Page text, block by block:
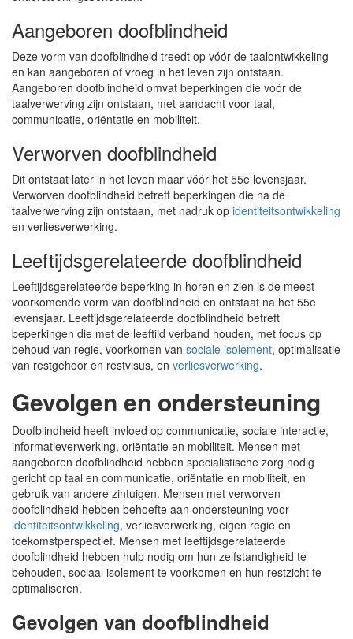
Aangeboren doofblindheid
Deze vorm van doofblindheid treedt op vóór de taalontwikkeling
en kan aangeboren of vroeg in het leven zijn ontstaan.
Aangeboren doofblindheid omvat beperkingen die vóór de
taalverwerving zijn ontstaan, met aandacht voor taal,
communicatie, oriëntatie en mobiliteit.
Verworven doofblindheid
Dit ontstaat later in het leven maar vóór het 55e levensjaar.
Verworven doofblindheid betreft beperkingen die na de
taalverwerving zijn ontstaan, met nadruk op identiteitsontwikkeling
en verliesverwerking.
Leeftijdsgerelateerde doofblindheid
Leeftijdsgerelateerde beperking in horen en zien is de meest
voorkomende vorm van doofblindheid en ontstaat na het 55e
levensjaar. Leeftijdsgerelateerde doofblindheid betreft
beperkingen die met de leeftijd verband houden, met focus op
behoud van regie, voorkomen van sociale isolement, optimalisatie
van restgehoor en restvisus, en verliesverwerking.
Gevolgen en ondersteuning
Doofblindheid heeft invloed op communicatie, sociale interactie,
informatieverwerking, oriëntatie en mobiliteit. Mensen met
aangeboren doofblindheid hebben specialistische zorg nodig
gericht op taal en communicatie, oriëntatie en mobiliteit, en
gebruik van andere zintuigen. Mensen met verworven
doofblindheid hebben behoefte aan ondersteuning voor
identiteitsontwikkeling, verliesverwerking, eigen regie en
toekomstperspectief. Mensen met leeftijdsgerelateerde
doofblindheid hebben hulp nodig om hun zelfstandigheid te
behouden, sociaal isolement te voorkomen en hun restzicht te
optimaliseren.
Gevolgen van doofblindheid